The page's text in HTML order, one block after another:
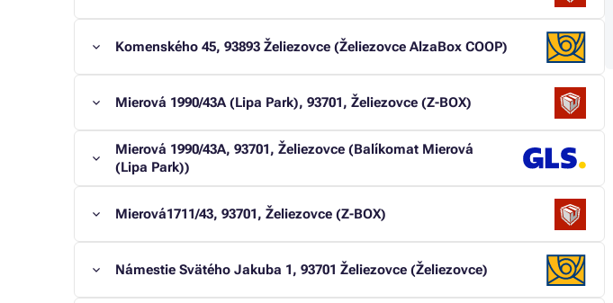
Komenského 45, 93893 Želiezovce (Želiezovce AlzaBox COOP)
Mierová 1990/43A (Lipa Park), 93701, Želiezovce (Z-BOX)
Mierová 1990/43A, 93701, Želiezovce (Balíkomat Mierová
(Lipa Park))
Mierová1711/43, 93701, Želiezovce (Z-BOX)
Námestie Svätého Jakuba 1, 93701 Želiezovce (Želiezovce)